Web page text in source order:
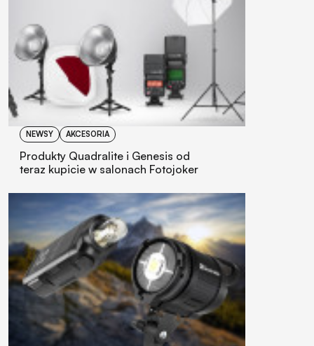
NEWSY AKCESORIA
Produkty Quadralite i Genesis od
teraz kupicie w salonach Fotojoker